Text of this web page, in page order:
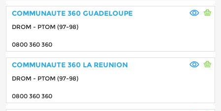
COMMUNAUTE 360 GUADELOUPE
DROM - PTOM (97-98)
0800 360 360
COMMUNAUTE 360 LA REUNION
DROM - PTOM (97-98)
0800 360 360